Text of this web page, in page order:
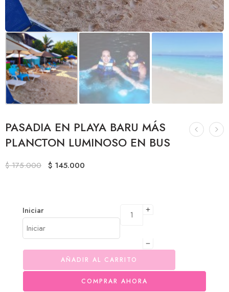
PASADIA EN PLAYA BARU MÁS
PLANCTON LUMINOSO EN BUS
$175.000 $ 145.000
Iniciar
AÑADIR AL CARRITO
COMPRAR AHORA